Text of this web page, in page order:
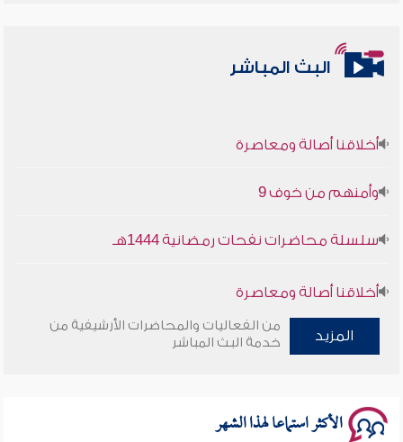
البث المباشر
أخلاقنا أصالة ومعاصرة
وأمنهم من خوف 9
سلسلة محاضرات نفحات رمضانية 1444هـ
أخلاقنا أصالة ومعاصرة
وأمنهم من خوف 9
المزيد
من الفعاليات والمحاضرات الأرشيفية من
خدمة البث المباشر
الأكثر استماعا لهذا الشهر